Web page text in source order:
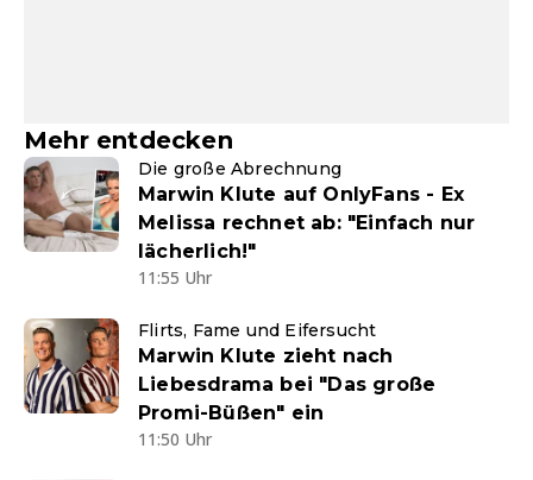
Mehr entdecken
Die große Abrechnung
Marwin Klute auf OnlyFans - Ex
Melissa rechnet ab: "Einfach nur
lächerlich!"
11:55 Uhr
Flirts, Fame und Eifersucht
Marwin Klute zieht nach
Liebesdrama bei "Das große
Promi-Büßen" ein
11:50 Uhr